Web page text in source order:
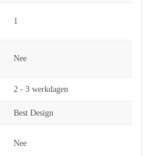
1
Nee
2 - 3 werkdagen
Best Design
Nee